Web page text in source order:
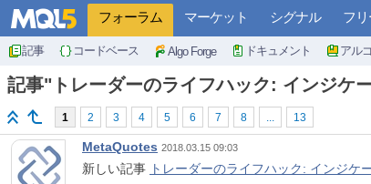
フォーラム マーケット シグナル フ
記事 コードベース Algo Forge ドキュメント アル
記事"トレーダーのライフハック: インジケ
1 2 3 4 5 6 7 8 ... 13
MetaQuotes 2018.03.15 09:03
新しい記事 トレーダーのライフハック: インジケ